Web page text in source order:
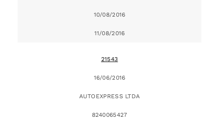
10/08/2016
11/08/2016
21543
16/06/2016
AUTOEXPRESS LTDA
8240065427